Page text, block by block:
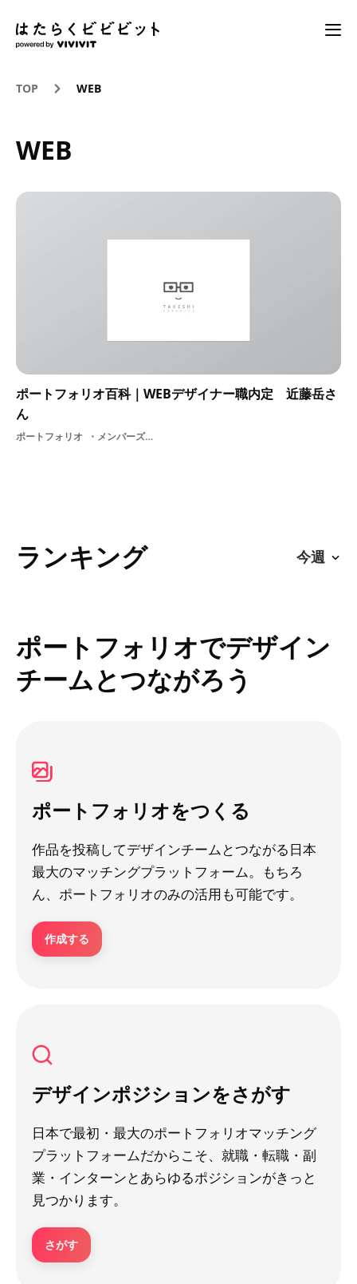
TOP WEB
WEB
ポートフォリオ百科｜WEBデザイナー職内定 近藤岳さ
ん
ポートフォリオ メンバーズキャラデザ
ランキング
ポートフォリオでデザイン
チームとつながろう
ポートフォリオをつくる
作品を投稿してデザインチームとつながる日本
最大のマッチングプラットフォーム。もちろ
ん、ポートフォリオのみの活用も可能です。
作成する
デザインポジションをさがす
日本で最初・最大のポートフォリオマッチング
プラットフォームだからこそ、就職・転職・副
業・インターンとあらゆるポジションがきっと
見つかります。
さがす